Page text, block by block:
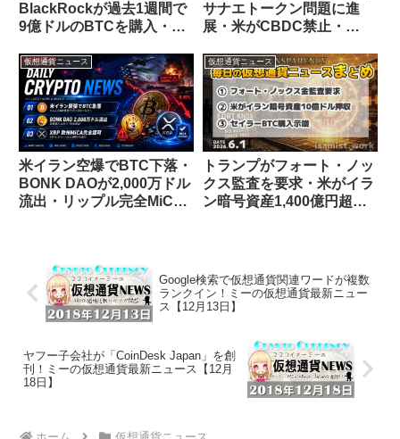
BlackRockが過去1週間で
9億ドルのBTCを購入・
再延期・GSRがBTC・
ETH・SOLのアクティブ
ETFをナスダック上場
サナエトークン問題に進
展・米がCBDC禁止・
に
仮想通貨ニュース
米イラン空爆でBTC下落・
BONK DAOが2,000万ドル
流出・リップル完全MiCA
仮想通貨ニュース
トランプがフォート・ノッ
クス監査を要求・米がイラ
ン暗号資産1,400億円超押
Google検索で仮想通貨関連ワードが複数
ランクイン！ミーの仮想通貨最新ニュー
ス【12月13日】
ヤフー子会社が「CoinDesk Japan」を創
刊！ミーの仮想通貨最新ニュース【12月
18日】